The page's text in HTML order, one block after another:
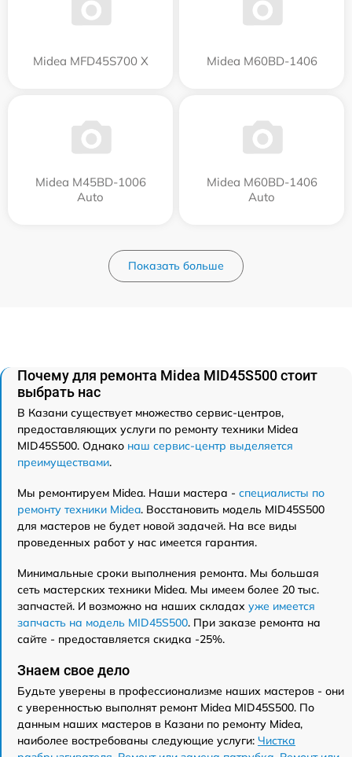
Midea MFD45S700 X Midea M60BD-1406
Midea M45BD-1006
Auto
Midea M60BD-1406
Auto
Показать больше
Почему для ремонта Midea MID45S500 стоит
выбрать нас
В Казани существует множество сервис-центров,
предоставляющих услуги по ремонту техники Midea
MID45S500. Однако наш сервис-центр выделяется
преимуществами.
Мы ремонтируем Midea. Наши мастера - специалисты по
ремонту техники Midea. Восстановить модель MID45S500
для мастеров не будет новой задачей. На все виды
проведенных работ у нас имеется гарантия.
Минимальные сроки выполнения ремонта. Мы большая
сеть мастерских техники Midea. Мы имеем более 20 тыс.
запчастей. И возможно на наших складах уже имеется
запчасть на модель MID45S500. При заказе ремонта на
сайте - предоставляется скидка -25%.
Знаем свое дело
Будьте уверены в профессионализме наших мастеров - они
с уверенностью выполнят ремонт Midea MID45S500. По
данным наших мастеров в Казани по ремонту Midea,
наиболее востребованы следующие услуги: Чистка